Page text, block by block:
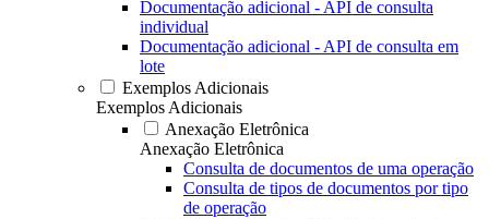
Documentação adicional - API de consulta
individual
Documentação adicional - API de consulta em
lote
Exemplos Adicionais
Exemplos Adicionais
Anexação Eletrônica
Anexação Eletrônica
Consulta de documentos de uma operação
Consulta de tipos de documentos por tipo
de operação